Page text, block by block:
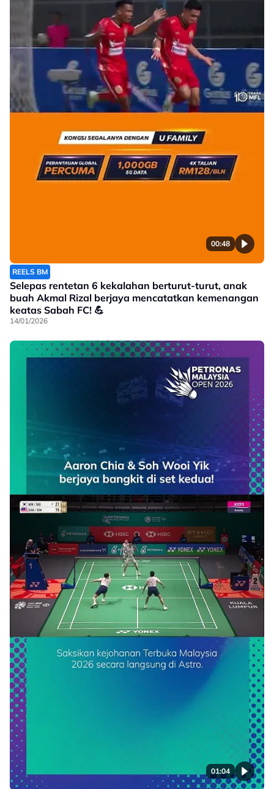
00:48
REELS BM
Selepas rentetan 6 kekalahan berturut-turut, anak
buah Akmal Rizal berjaya mencatatkan kemenangan
keatas Sabah FC! 💪
14/01/2026
01:04